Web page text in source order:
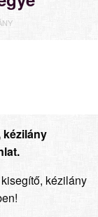
kézilány